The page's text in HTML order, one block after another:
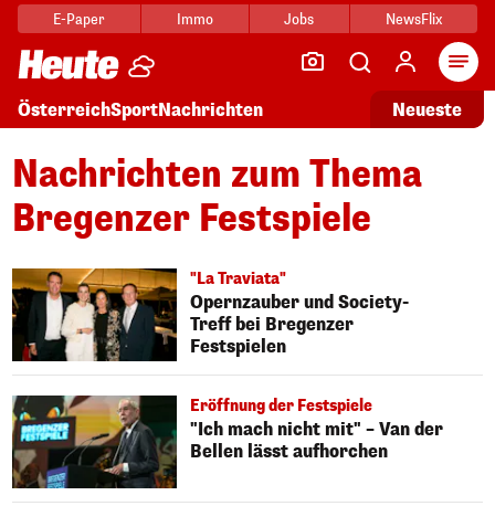
E-Paper Immo Jobs NewsFlix
ÖsterreichSportNachrichten Neueste
Nachrichten zum Thema
Bregenzer Festspiele
"La Traviata"
Opernzauber und Society-
Treff bei Bregenzer
Festspielen
Eröffnung der Festspiele
"Ich mach nicht mit" – Van der
Bellen lässt aufhorchen